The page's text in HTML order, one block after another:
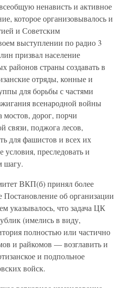
ненависть и активное
которое организовывалось и
и Советским
выступлении по радио 3
призвал население
районов страны создавать в
отряды, конные и
для борьбы с частями
всенародной войны
мостов, дорог, порчи
связи, поджога лесов,
для фашистов и всех их
преследовать и
шагу.
ВКП(б) принял более
Постановление об организации
указывалось, что задача ЦК
(имелись в виду,
полностью или частично
и райкомов — возглавить и
и подпольное
войск.